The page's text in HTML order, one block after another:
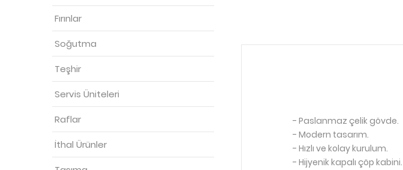
Fırınlar
Soğutma
Teşhir
Servis Üniteleri
Raflar
İthal Ürünler
- Paslanmaz çelik gövde.
- Modern tasarım.
- Hızlı ve kolay kurulum.
- Hijyenik kapalı çöp kabini.